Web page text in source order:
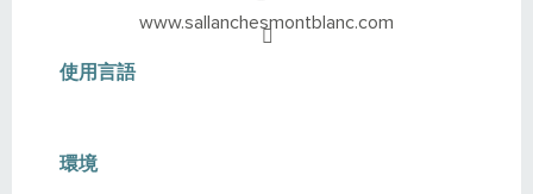
www.sallanchesmontblanc.com
使用言語
使用言語
環境
環境